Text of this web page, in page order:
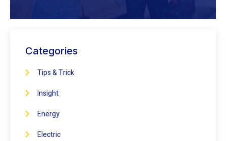
Categories
Tips & Trick
Insight
Energy
Electric